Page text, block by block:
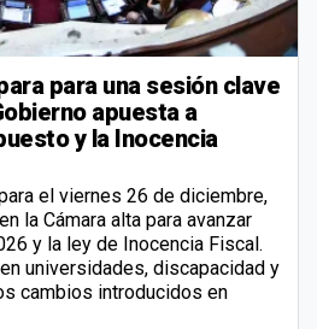
para una sesión clave
apuesta a
y la Inocencia
el viernes 26 de diciembre,
la Cámara alta para avanzar
y la ley de Inocencia Fiscal.
universidades, discapacidad y
cambios introducidos en